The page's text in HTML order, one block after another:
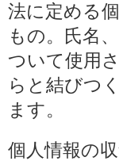
法に定める
もの。氏名
ついて使用
らと結びつ
ます。
個人情報の